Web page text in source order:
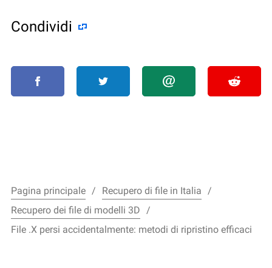
Condividi
Pagina principale
Recupero di file in Italia
Recupero dei file di modelli 3D
File .X persi accidentalmente: metodi di ripristino efficaci